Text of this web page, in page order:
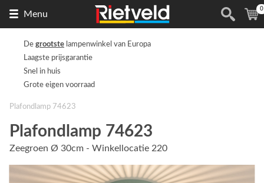
Menu
de
(
0
De grootste lampenwinkel van Europa
Laagste prijsgarantie
Snel in huis
Grote eigen voorraad
Plafondlamp 74623
Plafondlamp 74623
Zeegroen Ø 30cm - Winkellocatie 220